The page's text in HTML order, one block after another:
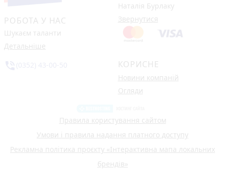
РОБОТА У НАС
Шукаєм таланти
Детальніше
Наталія Бурлаку
Звернутися
КОРИСНЕ
Новини компаній
Огляди
Правила користування сайтом
Умови і правила надання платного доступу
Рекламна політика проєкту «Інтерактивна мапа локальних
брендів»